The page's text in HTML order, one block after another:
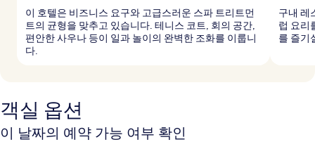
이 호텔은 비즈니스 요구와 고급스러운 스파 트리트먼
트의 균형을 맞추고 있습니다. 테니스 코트, 회의 공간,
편안한 사우나 등이 일과 놀이의 완벽한 조화를 이룹니
다.
구내 레
럽 요리
를 즐기
객실 옵션
이 날짜의 예약 가능 여부 확인